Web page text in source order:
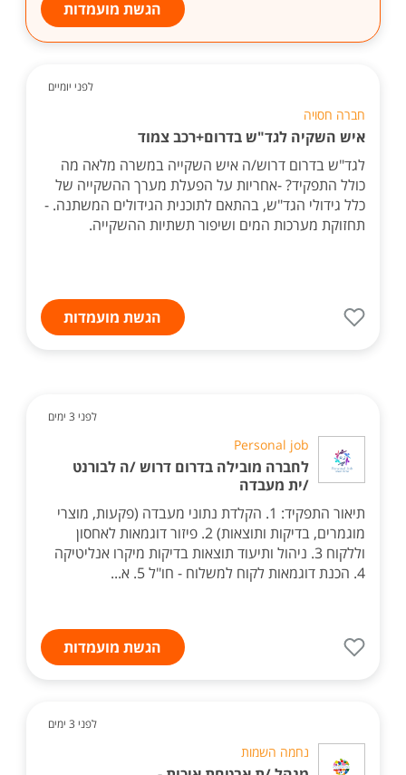
הגשת מועמדות
לפני יומיים
חברה חסויה
איש השקיה לגד"ש בדרום+רכב צמוד
לגד"ש בדרום דרוש/ה איש השקייה במשרה מלאה מה
כולל התפקיד? -אחריות על הפעלת מערך ההשקייה של
כלל גידולי הגד"ש, בהתאם לתוכנית הגידולים המשתנה. -
תחזוקת מערכות המים ושיפור תשתיות ההשקייה.
הגשת מועמדות
לפני 3 ימים
Personal job
לחברה מובילה בדרום דרוש /ה לבורנט
/ית מעבדה
תיאור התפקיד: 1. הקלדת נתוני מעבדה (פקעות, מוצרי
מוגמרים, בדיקות ותוצאות) 2. פיזור דוגמאות לאחסון
וללקוח 3. ניהול ותיעוד תוצאות בדיקות מיקרו אנליטיקה
4. הכנת דוגמאות לקוח למשלוח - חו"ל 5. א...
הגשת מועמדות
לפני 3 ימים
נחמה השמות